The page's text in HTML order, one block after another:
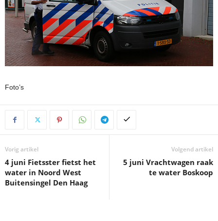
Foto’s
Vorig artikel
4 juni Fietsster fietst het
water in Noord West
Buitensingel Den Haag
Volgend artikel
5 juni Vrachtwagen raak
te water Boskoop